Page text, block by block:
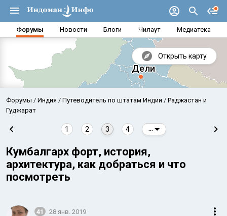
Форумы Новости Блоги Чилаут Медиатека
Открыть карту
Аравийское море
Форумы Индия Путеводитель по штатам Индии
Раджастан и
Гуджарат
1 2 3 4
Кумбалгарх форт, история,
архитектура, как добраться и что
посмотреть
41 28 янв. 2019